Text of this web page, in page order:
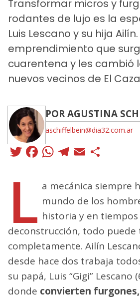
Transformar micros y
rodantes de lujo es la
Luis Lescano y su hija Ailín.
emprendimiento que
cuarentena y les cambió
nuevos vecinos de El
POR AGUSTINA
aschiffelbein@dia32.com.ar
Twitter
Facebook
WhatsApp
Telegram
Email
L a mecánica siempre
mundo de los
historia y en tiempos
deconstrucción, todo
completamente. Ailín
desde hace dos trabaja
su papá, Luis “Gigi” Lescano
donde convierten